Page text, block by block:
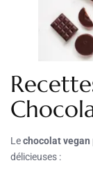
Lechocolat vegan
délicieuses :